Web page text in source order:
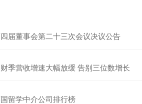
届董事会第二十三次会议决议公告
季营收增速大幅放缓 告别三位数增长
留学中介公司排行榜